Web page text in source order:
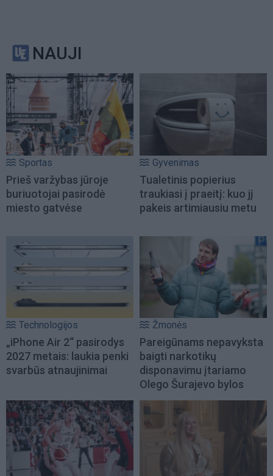
NAUJI
Sportas
Prieš varžybas jūroje
buriuotojai pasirodė
miesto gatvėse
Gyvenimas
Tualetinis popierius
traukiasi į praeitį: kuo jį
pakeis artimiausiu metu
Technologijos
„iPhone Air 2“ pasirodys
2027 metais: laukia penki
svarbūs atnaujinimai
Žmonės
Pareigūnams nepavyksta
baigti narkotikų
disponavimu įtariamo
Olego Šurajevo bylos